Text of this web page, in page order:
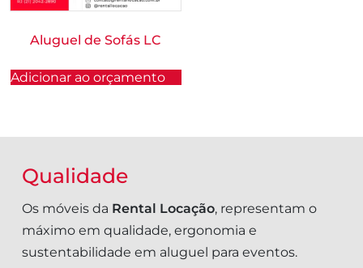
Aluguel de Sofás LC
Adicionar ao orçamento
Qualidade
Os móveis da Rental Locação, representam o
máximo em qualidade, ergonomia e
sustentabilidade em aluguel para eventos.